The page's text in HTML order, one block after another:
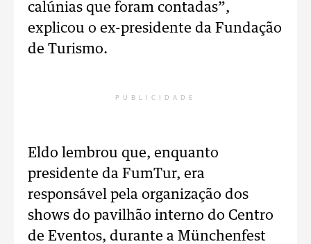
calúnias que foram contadas”,
explicou o ex-presidente da Fundação
de Turismo.
PUBLICIDADE
Eldo lembrou que, enquanto
presidente da FumTur, era
responsável pela organização dos
shows do pavilhão interno do Centro
de Eventos, durante a Münchenfest